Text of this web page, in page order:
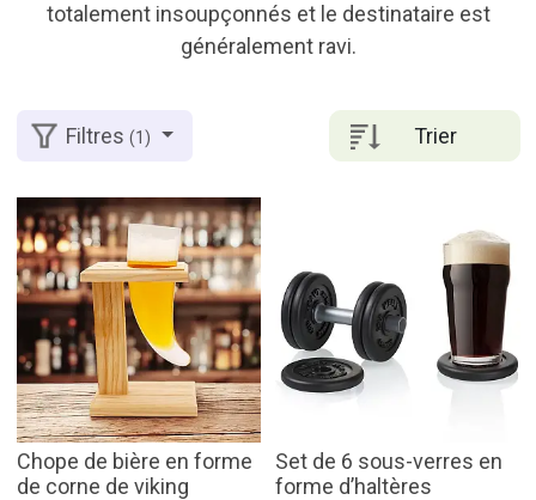
totalement insoupçonnés et le destinataire est
généralement ravi.
Trier
Filtres(1)
Chope de bière en forme
de corne de viking
Set de 6 sous-verres en
forme d’haltères